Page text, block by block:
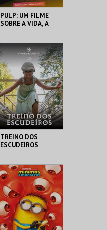
PULP: UM FILME
SOBRE A VIDA, A
CASA DO CINEMA
DE COIMBRA
MAIS INFO
COMPRAR
TREINO DOS
ESCUDEIROS
SANTA MARIA DA
FEIRA
MAIS INFO
COMPRAR